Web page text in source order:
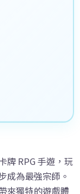
牌 RPG 手遊，玩
成為最強宗師。
來獨特的遊戲體